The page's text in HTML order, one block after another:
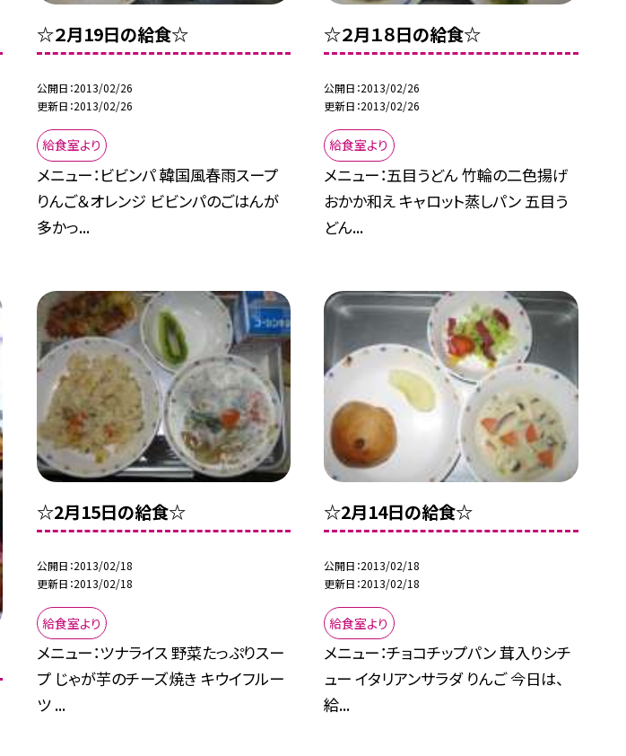
☆２月19日の給食☆
公開日 2013/02/26
更新日 2013/02/26
給食室より
メニュー：ビビンパ 韓国風春雨スープ
りんご＆オレンジ ビビンパのごはんが
多かっ...
☆２月１８日の給食☆
公開日 2013/02/26
更新日 2013/02/26
給食室より
メニュー：五目うどん 竹輪の二色揚げ
おかか和え キャロット蒸しパン 五目う
どん...
☆2月15日の給食☆
公開日 2013/02/18
更新日 2013/02/18
給食室より
メニュー：ツナライス 野菜たっぷりスー
プ じゃが芋のチーズ焼き キウイフルー
ツ ...
☆2月14日の給食☆
公開日 2013/02/18
更新日 2013/02/18
給食室より
メニュー：チョコチップパン 茸入りシチ
ュー イタリアンサラダ りんご 今日は、
給...